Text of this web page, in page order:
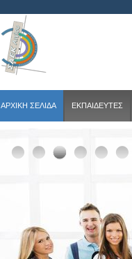
ΑΡΧΙΚΗ ΣΕΛΙΔΑ ΕΚΠΑΙΔΕΥΤΕΣ